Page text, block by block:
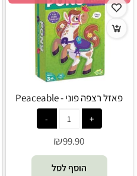
פאזל רצפה פוני - Peaceable
Kingdom
₪99.90
הוסף לסל